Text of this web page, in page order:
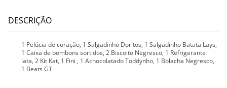
DESCRIÇÃO
1 Pelúcia de coração, 1 Salgadinho Doritos, 1 Salgadinho Batata Lays,
1 Caixa de bombons sortidos, 2 Biscoito Negresco, 1 Refrigerante
lata, 2 Kit Kat, 1 Fini , 1 Achocolatado Toddynho, 1 Bolacha Negresco,
1 Beats GT.